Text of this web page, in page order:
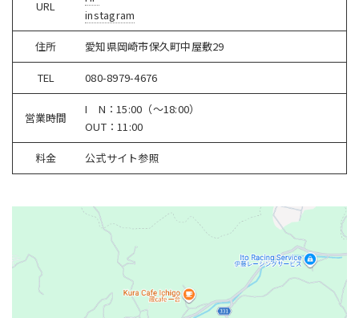
URL
instagram
住所 愛知県岡崎市保久町中屋敷29
TEL 080-8979-4676
営業時間
I N：15:00（～18:00）
OUT：11:00
料金 公式サイト参照